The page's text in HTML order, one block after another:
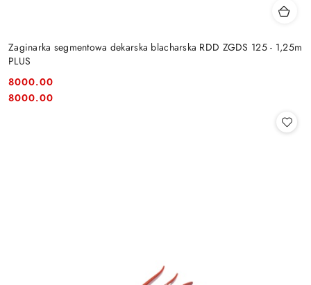
Zaginarka segmentowa dekarska blacharska RDD ZGDS 125 - 1,25m
PLUS
Cena:
8000.00
Cena:
8000.00